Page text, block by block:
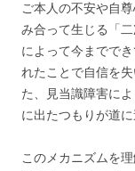
ご本人の不安や自
み合って生じる「
によって今までで
れたことで自信を
た、見当識障害に
に出たつもりが道
このメカニズムを